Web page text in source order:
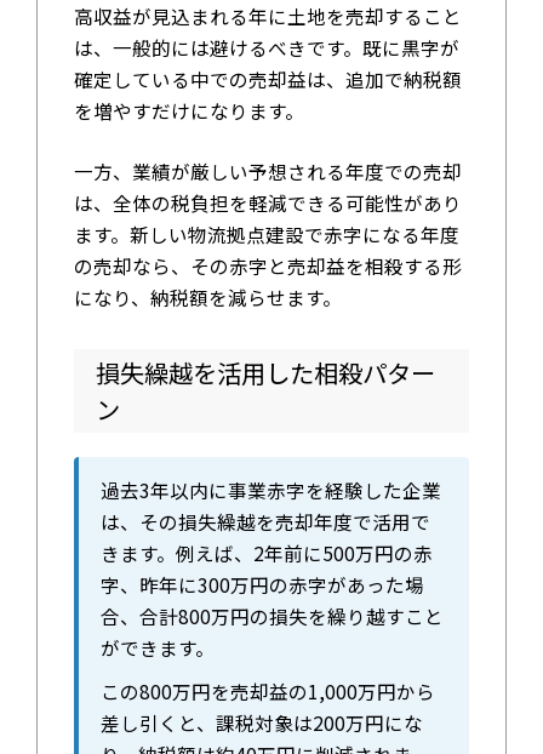
高収益が見込まれる年に土地を売却すること
は、一般的には避けるべきです。既に黒字が
確定している中での売却益は、追加で納税額
を増やすだけになります。
一方、業績が厳しい予想される年度での売却
は、全体の税負担を軽減できる可能性があり
ます。新しい物流拠点建設で赤字になる年度
の売却なら、その赤字と売却益を相殺する形
になり、納税額を減らせます。
損失繰越を活用した相殺パター
ン
過去3年以内に事業赤字を経験した企業
は、その損失繰越を売却年度で活用で
きます。例えば、2年前に500万円の赤
字、昨年に300万円の赤字があった場
合、合計800万円の損失を繰り越すこと
ができます。
この800万円を売却益の1,000万円から
差し引くと、課税対象は200万円にな